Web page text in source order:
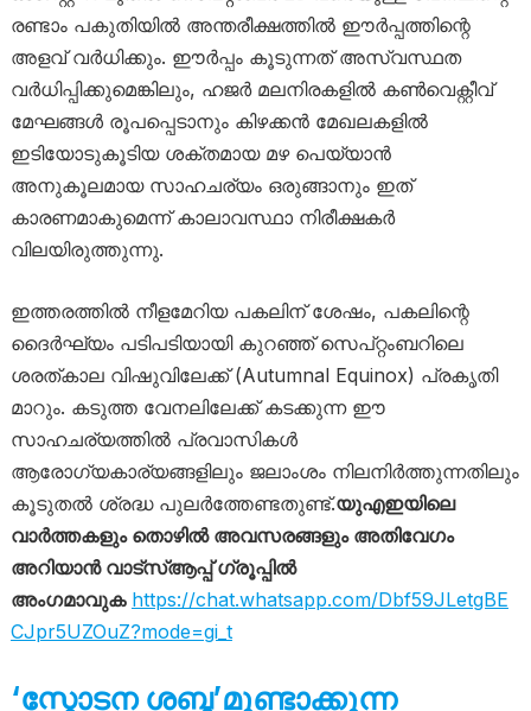
രണ്ടാം പകുതിയിൽ അന്തരീക്ഷത്തിൽ ഈർപ്പത്തിന്റെ
അളവ് വർധിക്കും. ഈർപ്പം കൂടുന്നത് അസ്വസ്ഥത
വർധിപ്പിക്കുമെങ്കിലും, ഹജർ മലനിരകളിൽ കൺവെക്റ്റീവ്
മേഘങ്ങൾ രൂപപ്പെടാനും കിഴക്കൻ മേഖലകളിൽ
ഇടിയോടുകൂടിയ ശക്തമായ മഴ പെയ്യാൻ
അനുകൂലമായ സാഹചര്യം ഒരുങ്ങാനും ഇത്
കാരണമാകുമെന്ന് കാലാവസ്ഥാ നിരീക്ഷകർ
വിലയിരുത്തുന്നു.
ഇത്തരത്തിൽ നീളമേറിയ പകലിന് ശേഷം, പകലിന്റെ
ദൈർഘ്യം പടിപടിയായി കുറഞ്ഞ് സെപ്റ്റംബറിലെ
ശരത്കാല വിഷുവിലേക്ക് (Autumnal Equinox) പ്രകൃതി
മാറും. കടുത്ത വേനലിലേക്ക് കടക്കുന്ന ഈ
സാഹചര്യത്തിൽ പ്രവാസികൾ
ആരോഗ്യകാര്യങ്ങളിലും ജലാംശം നിലനിർത്തുന്നതിലും
കൂടുതൽ ശ്രദ്ധ പുലർത്തേണ്ടതുണ്ട്.യുഎഇയിലെ
വാർത്തകളും തൊഴിൽ അവസരങ്ങളും അതിവേഗം
അറിയാൻ വാട്സ്ആപ്പ് ഗ്രൂപ്പിൽ
അംഗമാവുക https://chat.whatsapp.com/Dbf59JLetgBE
CJpr5UZOuZ?mode=gi_t
‘സ്ഫോടന ശബ്ദ’മുണ്ടാക്കുന്ന